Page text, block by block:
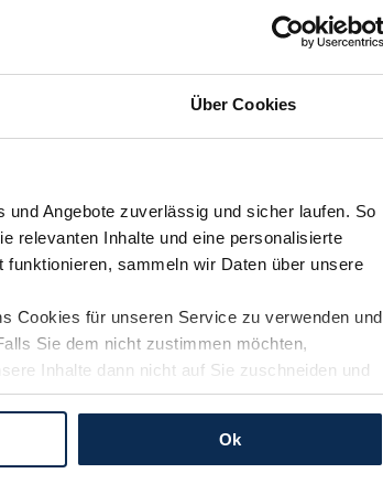
Über Cookies
Angebote zuverlässig und sicher laufen. So
relevanten Inhalte und eine personalisierte
sammeln wir Daten über unsere
Cookies für unseren Service zu verwenden und
Sie dem nicht zustimmen möchten,
Inhalte dann nicht auf Sie zuschneiden und
können die Einstellungen jederzeit anpassen
Ok